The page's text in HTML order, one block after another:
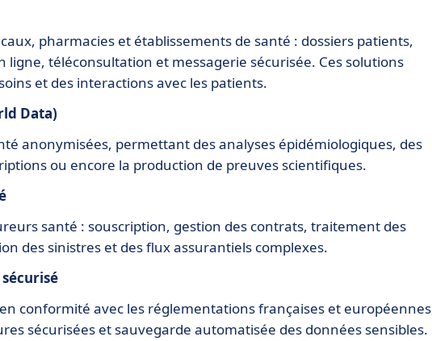
pharmacies et établissements de santé : dossiers patients,
ligne, téléconsultation et messagerie sécurisée. Ces solutions
et des interactions avec les patients.
Data)
anonymisées, permettant des analyses épidémiologiques, des
ou encore la production de preuves scientifiques.
santé : souscription, gestion des contrats, traitement des
des sinistres et des flux assurantiels complexes.
conformité avec les réglementations françaises et
sécurisées et sauvegarde automatisée des données sensibles.